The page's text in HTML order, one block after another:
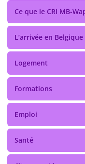
Ce que le CRI MB-
L’arrivée en Belgique
Logement
Formations
Emploi
Santé